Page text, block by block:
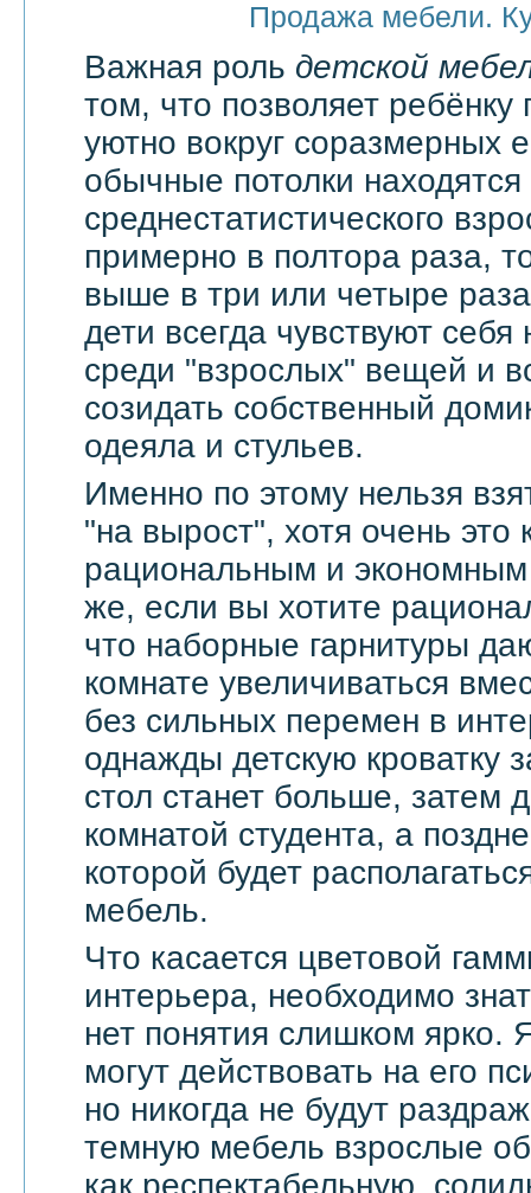
Продажа мебели.
Важная роль детской
том, что позволяет ребёнку
уютно вокруг соразмерных
обычные потолки
среднестатистического
примерно в полтора раза,
выше в три или четыре
дети всегда чувствуют
среди "взрослых" вещей и
созидать собственный
одеяла и стульев.
Именно по этому нельзя
"на вырост", хотя очень это
рациональным и экономным
же, если вы хотите
что наборные гарнитуры
комнате увеличиваться
без сильных перемен в
однажды детскую кроватку
стол станет больше, затем
комнатой студента, а
которой будет
мебель.
Что касается цветовой
интерьера, необходимо
нет понятия слишком ярко.
могут действовать на его
но никогда не будут
темную мебель взрослые
как респектабельную,